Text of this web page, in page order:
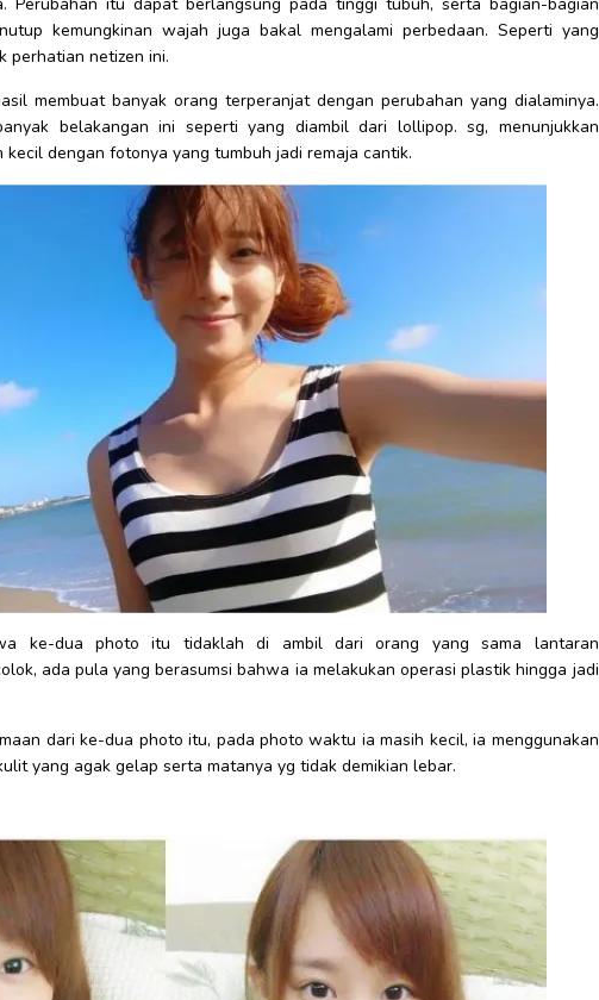
kemungkinan wajah juga bakal mengalami perbedaan. Seperti yang
perhatian netizen ini.
membuat banyak orang terperanjat dengan perubahan yang dialaminya.
belakangan ini seperti yang diambil dari lollipop. sg, menunjukkan
dengan fotonya yang tumbuh jadi remaja cantik.
ke-dua photo itu tidaklah di ambil dari orang yang sama lantaran
ada pula yang berasumsi bahwa ia melakukan operasi plastik hingga jadi
dari ke-dua photo itu, pada photo waktu ia masih kecil, ia menggunakan
yang agak gelap serta matanya yg tidak demikian lebar.